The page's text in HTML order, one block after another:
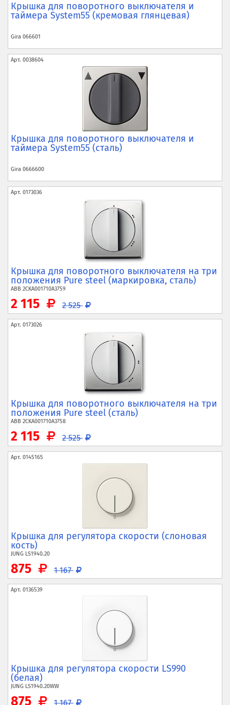
Крышка для поворотного выключателя и
таймера System55 (кремовая глянцевая)
Gira 066601
Арт. 0038604
Крышка для поворотного выключателя и
таймера System55 (сталь)
Gira 0666600
Арт. 0173036
Крышка для поворотного выключателя на три
положения Pure steel (маркировка, сталь)
ABB 2CKA001710A3759
2 115 2 525
Арт. 0173026
Крышка для поворотного выключателя на три
положения Pure steel (сталь)
ABB 2CKA001710A3758
2 115 2 525
Арт. 0145165
Крышка для регулятора скорости (слоновая
кость)
JUNG LS1940.20
875 1 167
Арт. 0136539
Крышка для регулятора скорости LS990
(белая)
JUNG LS1940.20WW
875 1 167